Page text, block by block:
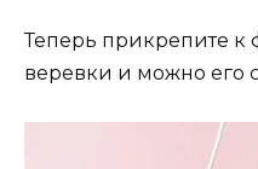
Теперь прикрепите
веревки и можно его